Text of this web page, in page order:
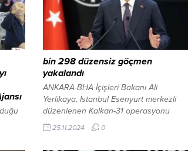
ve
bin 298 düzensiz göçmen
yakalandı
ANKARA-BHA İçişleri Bakanı Ali
Yerlikaya, İstanbul Esenyurt merkezli
düzenlenen Kalkan-31 operasyonu
kapsamında bin 298 düzensiz göçmenin
yakalandığını duyurdu. Göçmen
25.11.2024 0